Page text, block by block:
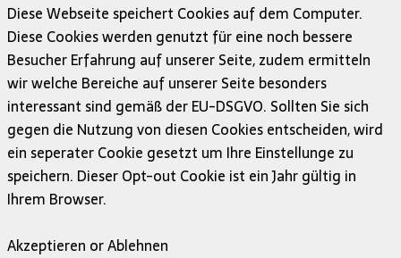
Diese Webseite speichert Cookies auf dem Computer.
Diese Cookies werden genutzt für eine noch bessere
Besucher Erfahrung auf unserer Seite, zudem ermitteln
wir welche Bereiche auf unserer Seite besonders
interessant sind gemäß der EU-DSGVO. Sollten Sie sich
gegen die Nutzung von diesen Cookies entscheiden, wird
ein seperater Cookie gesetzt um Ihre Einstellunge zu
speichern. Dieser Opt-out Cookie ist ein Jahr gültig in
Ihrem Browser.
Akzeptieren or Ablehnen